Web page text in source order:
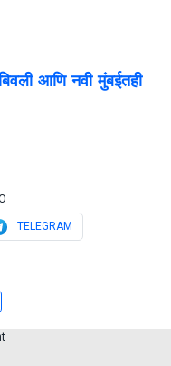
आणि नवी मुंबईतही
TELEGRAM